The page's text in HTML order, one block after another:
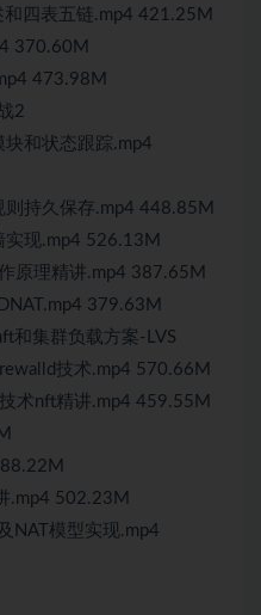
四表五链.mp4 421.25M
370.60M
473.98M
2
和状态跟踪.mp4
持久保存.mp4 448.85M
实现.mp4 526.13M
原理精讲.mp4 387.65M
379.63M
和集群负载方案-LVS
技术.mp4 570.66M
术nft精讲.mp4 459.55M
.mp4 502.23M
NAT模型实现.mp4